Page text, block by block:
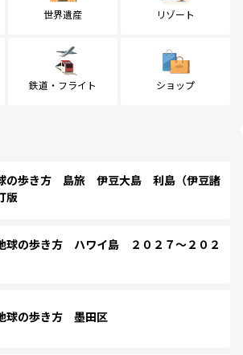
世界遺産 リゾート
鉄道・フライト ショップ
の歩き方 島旅 伊豆大島 利島（伊豆諸
版
球の歩き方 ハワイ島 ２０２７～２０２
球の歩き方 墨田区